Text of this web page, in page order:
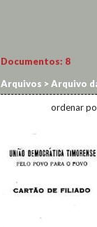
Documentos: 8
Arquivos >Arquivo
ordenar